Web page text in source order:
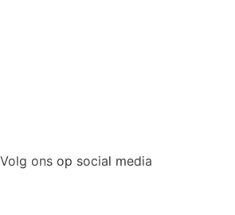
Volg ons op social media